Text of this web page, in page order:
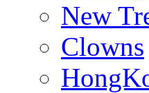
New
Clowns